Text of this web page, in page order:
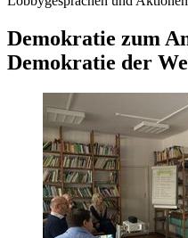
Demokratie zum
Demokratie der